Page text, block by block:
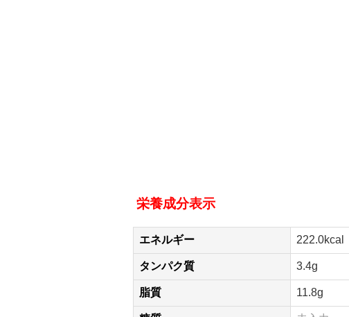
栄養成分表示
エネルギー 222.0kcal
タンパク質 3.4g
脂質 11.8g